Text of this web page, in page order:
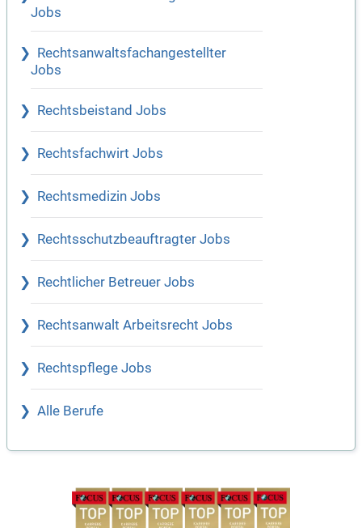
Jobs
Rechtsanwaltsfachangestellter
Jobs
Rechtsbeistand Jobs
Rechtsfachwirt Jobs
Rechtsmedizin Jobs
Rechtsschutzbeauftragter Jobs
Rechtlicher Betreuer Jobs
Rechtsanwalt Arbeitsrecht Jobs
Rechtspflege Jobs
Alle Berufe